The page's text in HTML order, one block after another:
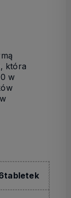
która
w
tabletek